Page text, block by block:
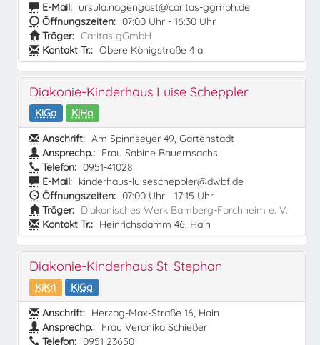
E-Mail: ursula.nagengast@caritas-ggmbh.de
Öffnungszeiten: 07:00 Uhr - 16:30 Uhr
Träger: Caritas gGmbH
Kontakt Tr.: Obere Königstraße 4 a
Diakonie-Kinderhaus Luise Scheppler
KiGa
KiHo
Anschrift: Am Spinnseyer 49, Gartenstadt
Ansprechp.: Frau Sabine Bauernsachs
Telefon: 0951-41028
E-Mail: kinderhaus-luisescheppler@dwbf.de
Öffnungszeiten: 07:00 Uhr - 17:15 Uhr
Träger: Diakonisches Werk Bamberg-Forchheim e. V.
Kontakt Tr.: Heinrichsdamm 46, Hain
Diakonie-Kinderhaus St. Stephan
KiKri
KiGa
Anschrift: Herzog-Max-Straße 16, Hain
Ansprechp.: Frau Veronika Schießer
Telefon: 0951 23650